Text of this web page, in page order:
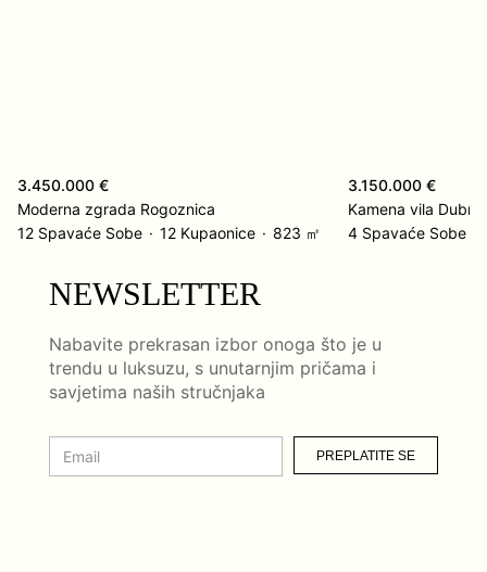
3.450.000 €
Moderna zgrada Rogoznica
12 Spavaće Sobe
12 Kupaonice 823 ㎡
3.150.000 €
Kamena vila
4 Spavaće Sobe
NEWSLETTER
Nabavite prekrasan izbor onoga što je u
trendu u luksuzu, s unutarnjim pričama i
savjetima naših stručnjaka
PREPLATITE SE